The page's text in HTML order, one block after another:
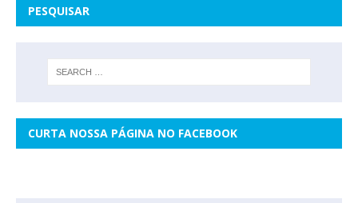
PESQUISAR
CURTA NOSSA PÁGINA NO FACEBOOK